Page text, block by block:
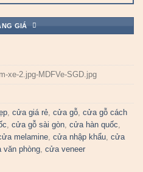
GIÁ
xe-2.jpg-MDFVe-SGD.jpg
, cửa giá rẻ, cửa gỗ, cửa gỗ cách
, cửa gỗ sài gòn, cửa hàn quốc,
melamine, cửa nhập khẩu, cửa
văn phòng, cửa veneer